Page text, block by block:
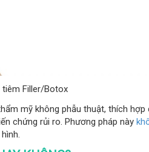
tiêm Filler/Botox
mỹ không phẫu thuật, thích hợp
chứng rủi ro. Phương pháp này